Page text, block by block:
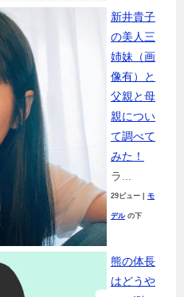
新井貴子
の美人三
姉妹（画
像有）と
父親と母
親につい
て調べて
みた！
ラ...
29ビュー モ
デルの下
熊の体長
はどうや